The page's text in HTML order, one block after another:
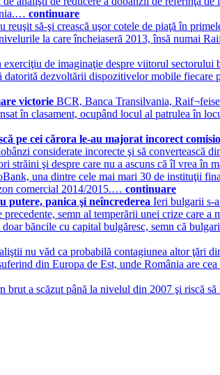
continuare
reuşit să-şi crească uşor cotele de piaţă în
la care încheiaseră 2013, însă numai
exerciţiu de imaginaţie despre viitorul sectorului
dezvoltării dispozitivelor mobile fiecare
victorie BCR, Banca Transilvania,
în clasament, ocupând locul al patrulea în
pe cei cărora le-au majorat incorect
considerate incorecte şi să convertească
străini şi despre care nu a ascuns că îl vrea în
una dintre cele mai mari 30 de instituţii
comercial 2014/2015.… continuare
panica şi neîncrederea Ieri bulgarii s-
semn al temperării unei crize care a
băncile cu capital bulgăresc, semn că
nu văd ca probabilă contagiunea altor ţări
din Europa de Est, unde România are
brut a scăzut până la nivelul din 2007 şi riscă